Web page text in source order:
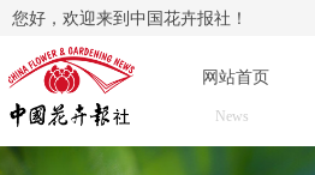
您好，欢迎来到中国花卉报社！
网站首页
News